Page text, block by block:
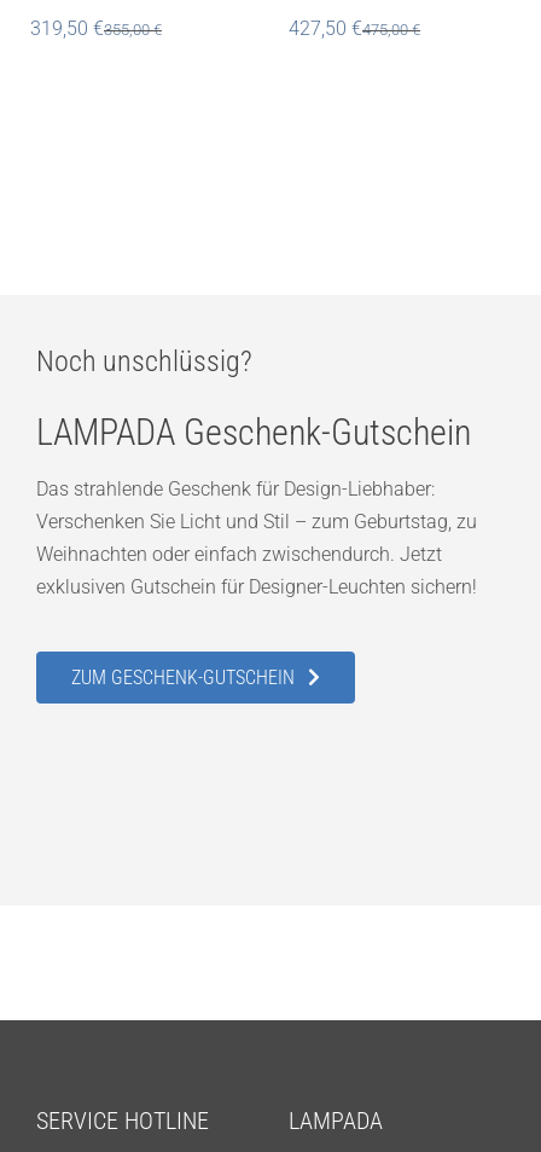
319,50 €355,00€
427,50 €475,00€
Noch unschlüssig?
LAMPADA Geschenk-Gutschein
Das strahlende Geschenk für Design-Liebhaber:
Verschenken Sie Licht und Stil – zum Geburtstag, zu
Weihnachten oder einfach zwischendurch. Jetzt
exklusiven Gutschein für Designer-Leuchten sichern!
ZUM GESCHENK-GUTSCHEIN
SERVICE HOTLINE LAMPADA